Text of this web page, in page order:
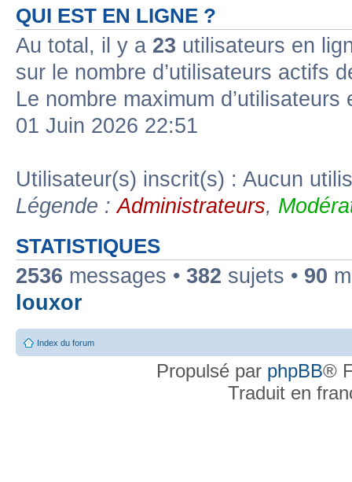
QUI EST EN LIGNE ?
Au total, il y a 23 utilisateurs en
sur le nombre d’utilisateurs actifs
Le nombre maximum
01 Juin 2026 22:51
Utilisateur(s) inscrit(s) : Aucun
Légende :Administrateurs,
STATISTIQUES
2536 messages • 382 sujets • 90
louxor
Index du forum
Propulsé par phpBB®
Traduit en